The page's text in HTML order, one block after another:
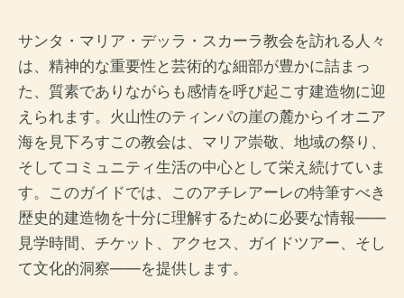
サンタ・マリア・デッラ・スカーラ教会を訪れる人々
は、精神的な重要性と芸術的な細部が豊かに詰まっ
た、質素でありながらも感情を呼び起こす建造物に迎
えられます。火山性のティンパの崖の麓からイオニア
海を見下ろすこの教会は、マリア崇敬、地域の祭り、
そしてコミュニティ生活の中心として栄え続けていま
す。このガイドでは、このアチレアーレの特筆すべき
歴史的建造物を十分に理解するために必要な情報――
見学時間、チケット、アクセス、ガイドツアー、そし
て文化的洞察――を提供します。